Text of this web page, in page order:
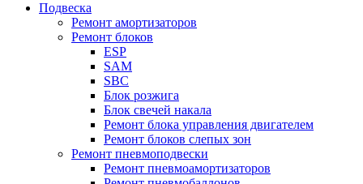
Подвеска
Ремонт амортизаторов
Ремонт блоков
ESP
SAM
SBC
Блок розжига
Блок свечей накала
Ремонт блока управления двигателем
Ремонт блоков слепых зон
Ремонт пневмоподвески
Ремонт пневмоамортизаторов